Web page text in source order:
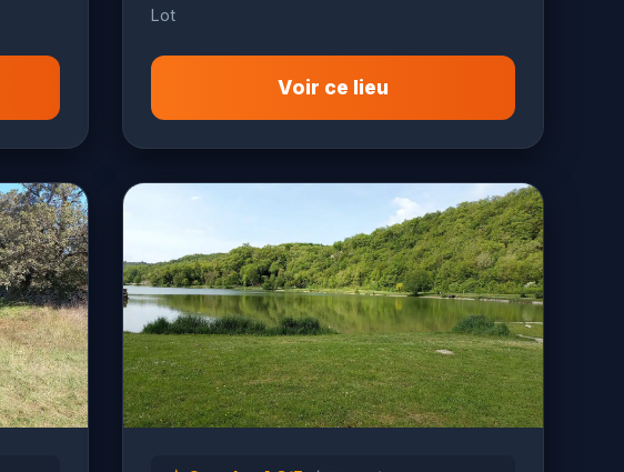
Lot
Voir ce lieu